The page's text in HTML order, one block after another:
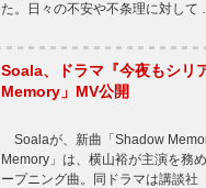
た。日々の不安や不条理に対して
Soala、ドラマ『今夜もシリ
Memory」MV公開
Soalaが、新曲「Shadow
Memory」は、横山裕が主演を務
ープニング曲。同ドラマは講談